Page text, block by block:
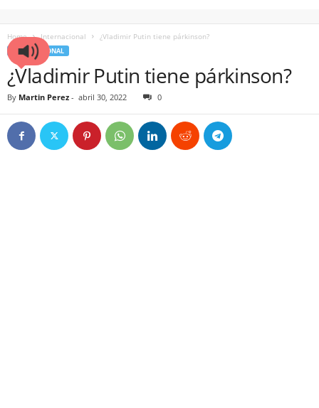
Home Internacional ¿Vladimir Putin tiene párkinson?
INTERNACIONAL
¿Vladimir Putin tiene párkinson?
By Martin Perez - abril 30, 2022 0